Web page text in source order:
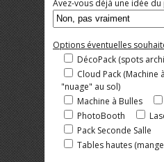
Avez-vous déjà une idée
Options éventuelles
DécoPack (spots
Cloud Pack
"nuage" au sol)
Machine à Bulles
PhotoBooth
Pack Seconde Salle
Tables hautes